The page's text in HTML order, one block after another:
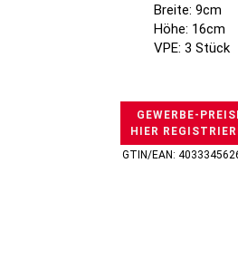
Breite: 9cm
Höhe: 16cm
VPE: 3 Stück
GEWERBE-
HIER
GTIN/EAN: